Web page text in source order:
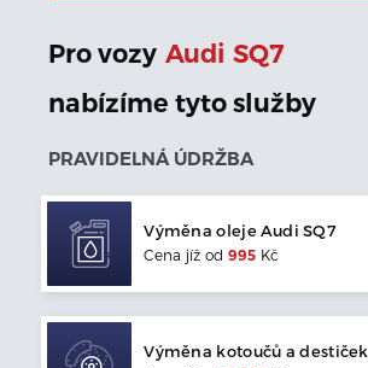
Pro vozy Audi SQ7
nabízíme tyto služby
PRAVIDELNÁ ÚDRŽBA
Výměna olejeAudi SQ7
Cena jíž od 995 Kč
Výměna kotoučů a destiček